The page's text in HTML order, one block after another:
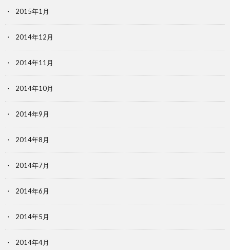
2015年1月
2014年12月
2014年11月
2014年10月
2014年9月
2014年8月
2014年7月
2014年6月
2014年5月
2014年4月